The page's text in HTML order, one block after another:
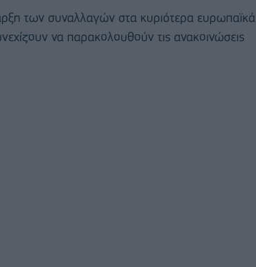
των συναλλαγών στα κυριότερα ευρωπαϊκά
να παρακολουθούν τις ανακοινώσεις